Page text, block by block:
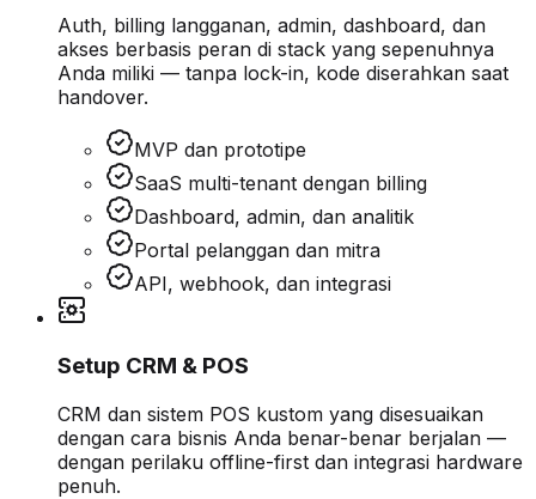
Auth, billing langganan, admin, dashboard, dan
akses berbasis peran di stack yang sepenuhnya
Anda miliki — tanpa lock-in, kode diserahkan saat
handover.
MVP dan prototipe
SaaS multi-tenant dengan billing
Dashboard, admin, dan analitik
Portal pelanggan dan mitra
API, webhook, dan integrasi
Setup CRM & POS
CRM dan sistem POS kustom yang disesuaikan
dengan cara bisnis Anda benar-benar berjalan —
dengan perilaku offline-first dan integrasi hardware
penuh.